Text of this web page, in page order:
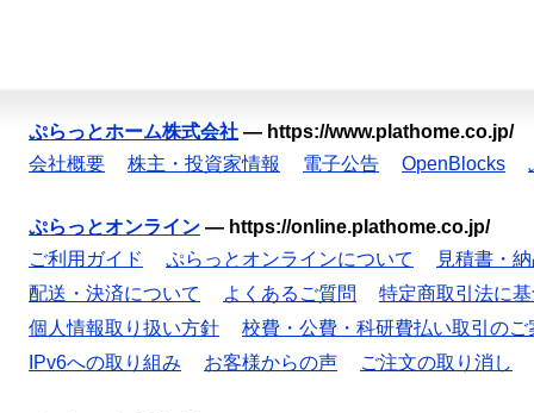
ぷらっとホーム株式会社 — https://www.plathome.co.jp/
会社概要
株主・投資家情報 電子公告 OpenBlocks
ぷらっとオンライン — https://online.plathome.co.jp/
ご利用ガイド
ぷらっとオンラインについて
見積書・
配送・決済について
よくあるご質問
特定商取引法に
個人情報取り扱い方針
校費・公費・科研費払い取引のご
IPv6への取り組み
お客様からの声 ご注文の取り消し